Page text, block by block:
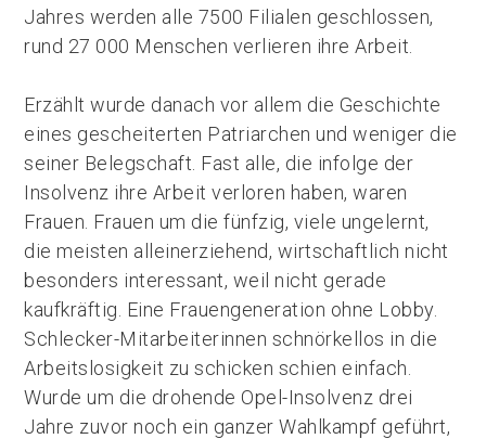
Jahres werden alle 7500 Filialen geschlossen,
rund 27 000 Menschen verlieren ihre Arbeit.
Erzählt wurde danach vor allem die Geschichte
eines gescheiterten Patriarchen und weniger die
seiner Belegschaft. Fast alle, die infolge der
Insolvenz ihre Arbeit verloren haben, waren
Frauen. Frauen um die fünfzig, viele ungelernt,
die meisten alleinerziehend, wirtschaftlich nicht
besonders interessant, weil nicht gerade
kaufkräftig. Eine Frauengeneration ohne Lobby.
Schlecker-Mitarbeiterinnen schnörkellos in die
Arbeitslosigkeit zu schicken schien einfach.
Wurde um die drohende Opel-Insolvenz drei
Jahre zuvor noch ein ganzer Wahlkampf geführt,